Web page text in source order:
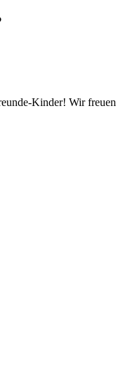
Kinder! Wir